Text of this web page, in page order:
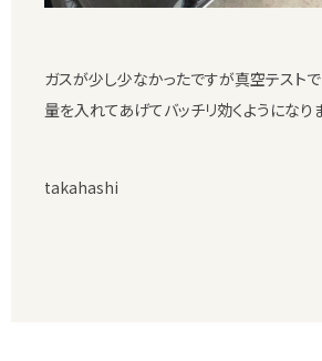
ガスが少し少なかったですが真空テスト
量を入れてあげてバッチリ効くようになり
takahashi